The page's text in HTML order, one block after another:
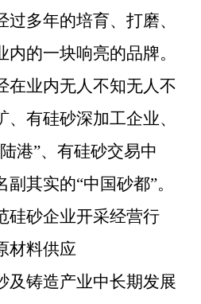
多年的培育、打磨、
的一块响亮的品牌。
在业内无人不知无人不
有硅砂深加工企业、
港”、有硅砂交易中
其实的“中国砂都”。
硅砂企业开采经营行
材料供应
及铸造产业中长期发展